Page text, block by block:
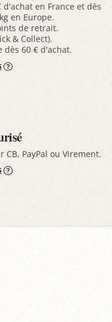
en France et dès
en Europe.
de retrait.
& Collect).
dès 60 € d'achat.
CB, PayPal ou Virement.